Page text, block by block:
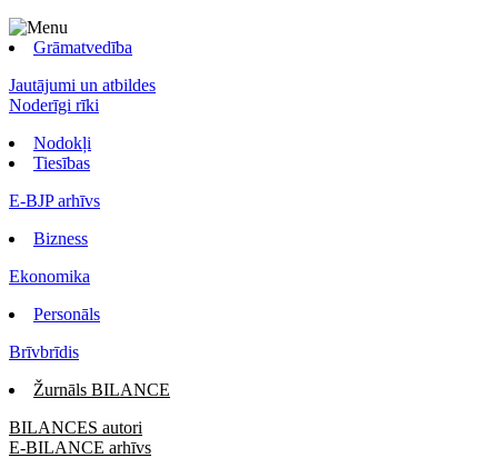
Grāmatvedība
Jautājumi un atbildes
Noderīgi rīki
Nodokļi
Tiesības
E-BJP arhīvs
Bizness
Ekonomika
Personāls
Brīvbrīdis
Žurnāls BILANCE
BILANCES autori
E-BILANCE arhīvs